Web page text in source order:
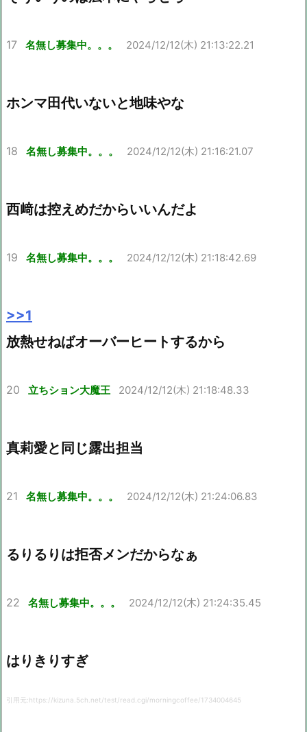
17 名無し募集中。。。 2024/12/12(木) 21:13:22.21
ホンマ田代いないと地味やな
18 名無し募集中。。。 2024/12/12(木) 21:16:21.07
西﨑は控えめだからいいんだよ
19 名無し募集中。。。 2024/12/12(木) 21:18:42.69
>>1
放熱せねばオーバーヒートするから
20 立ちション大魔王 2024/12/12(木) 21:18:48.33
真莉愛と同じ露出担当
21 名無し募集中。。。 2024/12/12(木) 21:24:06.83
るりるりは拒否メンだからなぁ
22 名無し募集中。。。 2024/12/12(木) 21:24:35.45
はりきりすぎ
引用元:https://kizuna.5ch.net/test/read.cgi/morningcoffee/1734004645